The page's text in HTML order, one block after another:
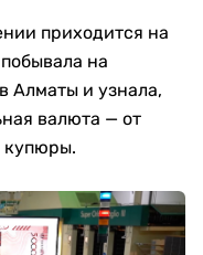
приходится на
побывала на
Алматы и узнала,
валюта — от
купюры.